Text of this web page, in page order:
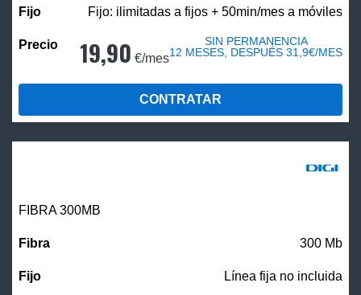
Fijo: ilimitadas a fijos + 50min/mes a móviles
19,90 €/mes
SIN PERMANENCIA
12 MESES, DESPUÉS 31,9€/MES
CONTRATAR
FIBRA 300MB
300 Mb
Línea fija no incluida